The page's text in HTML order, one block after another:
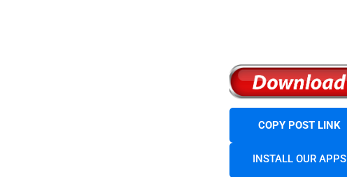
COPY POST LINK
INSTALL OUR APPS